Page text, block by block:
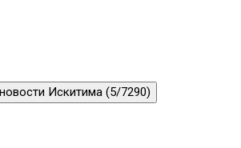
Искитима (5/7290)